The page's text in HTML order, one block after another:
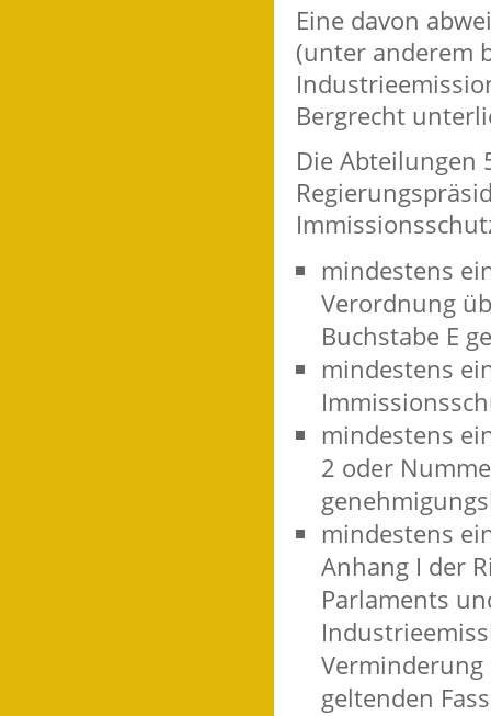
Eine davon
(unter anderem
Bergrecht
Die Abteilungen
mindestens
Verordnung
Buchstabe E
mindestens
mindestens
2 oder
mindestens
Anhang I der
Parlaments
geltenden